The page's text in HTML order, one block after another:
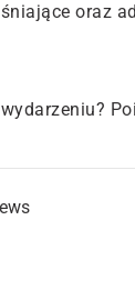
oraz